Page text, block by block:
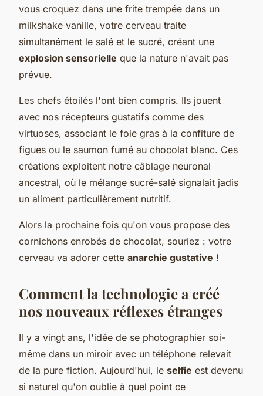
vous croquez dans une frite trempée dans un
milkshake vanille, votre cerveau traite
simultanément le salé et le sucré, créant une
explosion sensorielle que la nature n'avait pas
prévue.
Les chefs étoilés l'ont bien compris. Ils jouent
avec nos récepteurs gustatifs comme des
virtuoses, associant le foie gras à la confiture de
figues ou le saumon fumé au chocolat blanc. Ces
créations exploitent notre câblage neuronal
ancestral, où le mélange sucré-salé signalait jadis
un aliment particulièrement nutritif.
Alors la prochaine fois qu'on vous propose des
cornichons enrobés de chocolat, souriez : votre
cerveau va adorer cette anarchie gustative !
Comment la technologie a créé
nos nouveaux réflexes étranges
Il y a vingt ans, l'idée de se photographier soi-
même dans un miroir avec un téléphone relevait
de la pure fiction. Aujourd'hui, le selfie est devenu
si naturel qu'on oublie à quel point ce